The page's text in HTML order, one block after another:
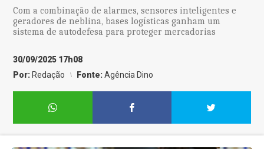
Com a combinação de alarmes, sensores inteligentes e
geradores de neblina, bases logísticas ganham um
sistema de autodefesa para proteger mercadorias
30/09/2025 17h08
Por: Redação Fonte:Agência Dino